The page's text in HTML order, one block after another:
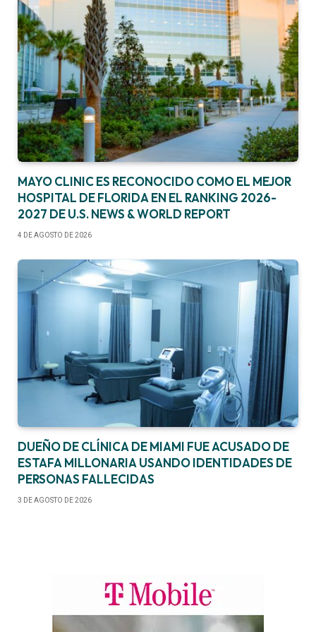
MAYO CLINIC ES RECONOCIDO COMO EL MEJOR
HOSPITAL DE FLORIDA EN EL RANKING 2026-
2027 DE U.S. NEWS & WORLD REPORT
4 DE AGOSTO DE 2026
DUEÑO DE CLÍNICA DE MIAMI FUE ACUSADO DE
ESTAFA MILLONARIA USANDO IDENTIDADES DE
PERSONAS FALLECIDAS
3 DE AGOSTO DE 2026